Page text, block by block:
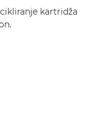
kartridža